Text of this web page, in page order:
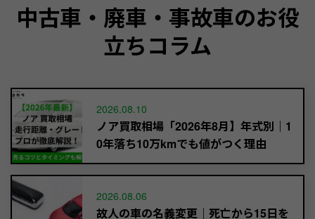
中古車・廃車・事故車のお役
立ちコラム
2026.08.10
ノア買取相場「2026年8月】年式別｜1
0年落ち10万kmでも値がつく理由
2026.08.06
故人の車の名義変更｜死亡から15日を